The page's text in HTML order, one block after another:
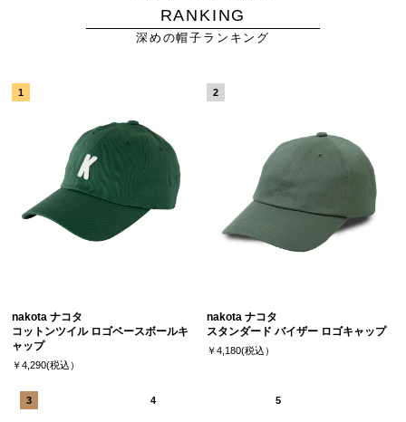
RANKING
深めの帽子ランキング
nakota ナコタ
コットンツイル ロゴベースボールキ
ャップ
￥4,290(税込）
nakota ナコタ
スタンダード バイザー ロゴキャップ
￥4,180(税込）